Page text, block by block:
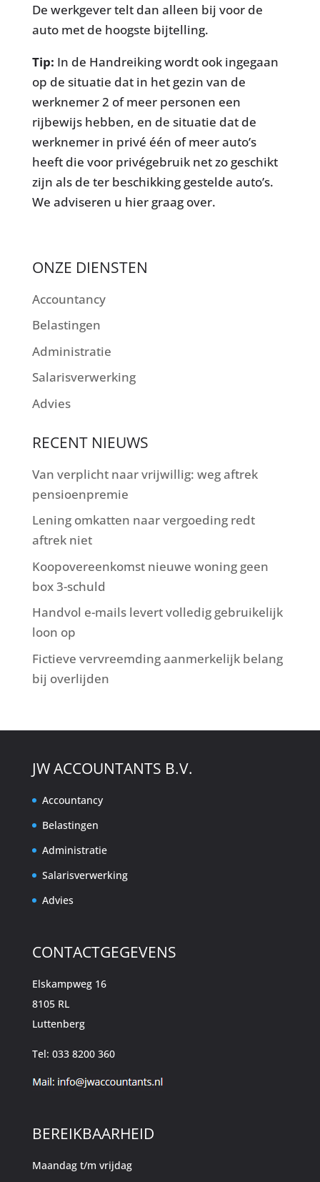
De werkgever telt dan alleen bij voor de
auto met de hoogste bijtelling.
Tip: In de Handreiking wordt ook ingegaan
op de situatie dat in het gezin van de
werknemer 2 of meer personen een
rijbewijs hebben, en de situatie dat de
werknemer in privé één of meer auto’s
heeft die voor privégebruik net zo geschikt
zijn als de ter beschikking gestelde auto’s.
We adviseren u hier graag over.
ONZE DIENSTEN
Accountancy
Belastingen
Administratie
Salarisverwerking
Advies
RECENT NIEUWS
Van verplicht naar vrijwillig: weg aftrek
pensioenpremie
Lening omkatten naar vergoeding redt
aftrek niet
Koopovereenkomst nieuwe woning geen
box 3-schuld
Handvol e-mails levert volledig gebruikelijk
loon op
Fictieve vervreemding aanmerkelijk belang
bij overlijden
JW ACCOUNTANTS B.V.
Accountancy
Belastingen
Administratie
Salarisverwerking
Advies
CONTACTGEGEVENS
Elskampweg 16
8105 RL
Luttenberg
Tel: 033 8200 360
BEREIKBAARHEID
Maandag t/m vrijdag